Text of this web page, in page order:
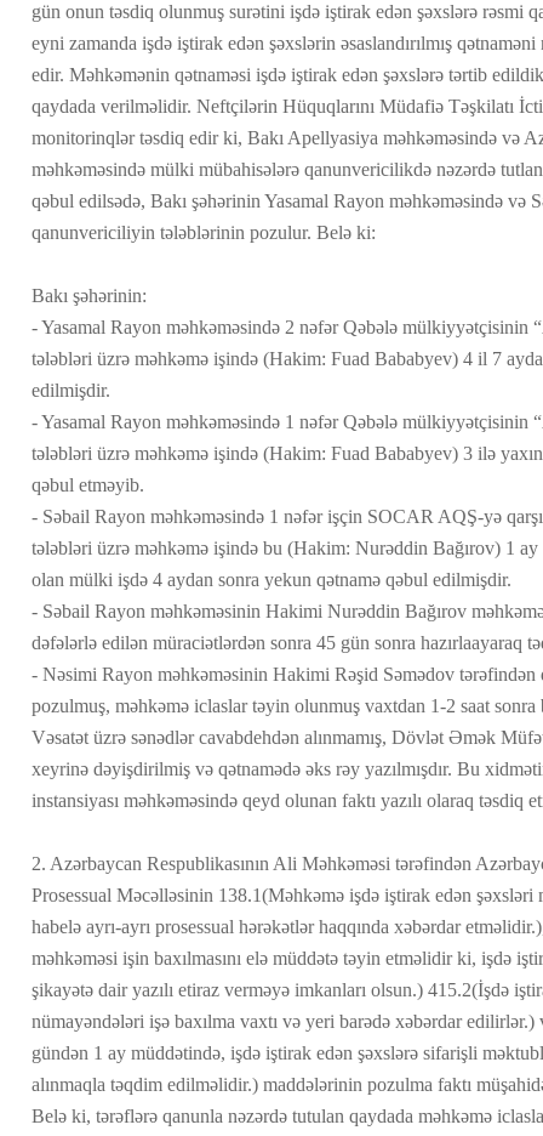
gün onun təsdiq olunmuş surətini işdə iştirak edən şəxslərə rəsmi
eyni zamanda işdə iştirak edən şəxslərin əsaslandırılmış
edir. Məhkəmənin qətnaməsi işdə iştirak edən şəxslərə tərtib
qaydada verilməlidir. Neftçilərin Hüquqlarını Müdafiə Təşkilatı
monitorinqlər təsdiq edir ki, Bakı Apellyasiya məhkəməsində və
məhkəməsində mülki mübahisələrə qanunvericilikdə nəzərdə
qəbul edilsədə, Bakı şəhərinin Yasamal Rayon məhkəməsində və
qanunvericiliyin tələblərinin pozulur. Belə ki:
Bakı şəhərinin:
- Yasamal Rayon məhkəməsində 2 nəfər Qəbələ mülkiyyətçisinin
tələbləri üzrə məhkəmə işində (Hakim: Fuad Bababyev) 4 il 7
edilmişdir.
- Yasamal Rayon məhkəməsində 1 nəfər Qəbələ mülkiyyətçisinin
tələbləri üzrə məhkəmə işində (Hakim: Fuad Bababyev) 3 ilə
qəbul etməyib.
- Səbail Rayon məhkəməsində 1 nəfər işçin SOCAR AQŞ-yə
tələbləri üzrə məhkəmə işində bu (Hakim: Nurəddin Bağırov) 1
olan mülki işdə 4 aydan sonra yekun qətnamə qəbul edilmişdir.
- Səbail Rayon məhkəməsinin Hakimi Nurəddin Bağırov
dəfələrlə edilən müraciətlərdən sonra 45 gün sonra hazırlaayaraq
- Nəsimi Rayon məhkəməsinin Hakimi Rəşid Səmədov
pozulmuş, məhkəmə iclaslar təyin olunmuş vaxtdan 1-2 saat sonra
Vəsatət üzrə sənədlər cavabdehdən alınmamış, Dövlət Əmək
xeyrinə dəyişdirilmiş və qətnamədə əks rəy yazılmışdır. Bu
instansiyası məhkəməsində qeyd olunan faktı yazılı olaraq təsdiq
2. Azərbaycan Respublikasının Ali Məhkəməsi tərəfindən
Prosessual Məcəlləsinin 138.1(Məhkəmə işdə iştirak edən şəxsləri
habelə ayrı-ayrı prosessual hərəkətlər haqqında xəbərdar
məhkəməsi işin baxılmasını elə müddətə təyin etməlidir ki, işdə
şikayətə dair yazılı etiraz verməyə imkanları olsun.) 415.2(İşdə
nümayəndələri işə baxılma vaxtı və yeri barədə xəbərdar
gündən 1 ay müddətində, işdə iştirak edən şəxslərə sifarişli
alınmaqla təqdim edilməlidir.) maddələrinin pozulma faktı
Belə ki, tərəflərə qanunla nəzərdə tutulan qaydada məhkəmə